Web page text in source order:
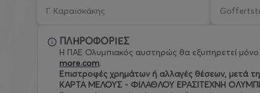
Γ. Καραϊσκάκης
ΠΛΗΡΟΦΟΡΙΕΣ
Η ΠΑΕ Ολυμπιακός αυστηρώς θα εξυπηρετεί μόνο
more.com.
Eπιστροφές χρημάτων ή αλλαγές θέσεων, μετά
ΚΑΡΤΑ ΜΕΛΟΥΣ - ΦΙΛΑΘΛΟΥ ΕΡΑΣΙΤΕΧΝΗ